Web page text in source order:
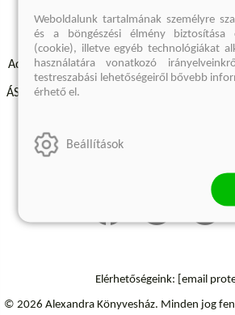
Adatvédelmi szabályzatok Elállási
ÁSZF - Vásárlási feltételek
Szállítási információk
Elérhetőségeink: [email
© 2026 Alexandra Könyvesház. Minden jog
Weboldalunk tartalmának személyre
és a böngészési élmény biztosítása
(cookie), illetve egyéb technológiákat
használatára vonatkozó
testreszabási lehetőségeiről bővebb
érhető el.
Beállítások